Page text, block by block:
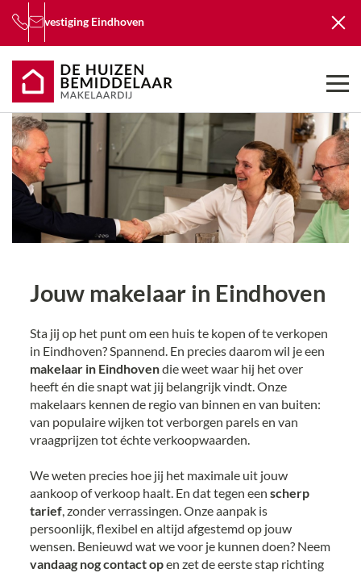
vestiging Eindhoven
Jouw makelaar in Eindhoven
Sta jij op het punt om een huis te kopen of te verkopen
in Eindhoven? Spannend. En precies daarom wil je een
makelaar in Eindhovendie weet waar hij het over
heeft én die snapt wat jij belangrijk vindt. Onze
makelaars kennen de regio van binnen en van buiten:
van populaire wijken tot verborgen parels en van
vraagprijzen tot échte verkoopwaarden.
We weten precies hoe jij het maximale uit jouw
aankoop of verkoop haalt. En dat tegen een scherp
tarief, zonder verrassingen. Onze aanpak is
persoonlijk, flexibel en altijd afgestemd op jouw
wensen. Benieuwd wat we voor je kunnen doen? Neem
vandaag nog contact open zet de eerste stap richting